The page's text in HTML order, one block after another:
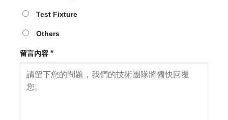
Test Fixture
Others
留言內容*